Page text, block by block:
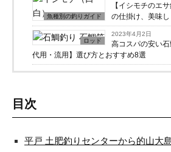
魚種別の釣りガイド
【イシモチのエ
の仕掛け、美味
ロッド
2023年4月2日
高コスパの安い
代用・流用】選び方とおすすめ8選
目次
平戸 土肥釣りセンターから的山大